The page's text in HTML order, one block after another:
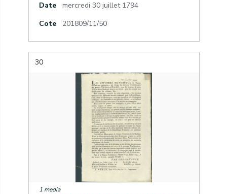
Date
mercredi 30 juillet 1794
Cote
201809/11/50
30
1 media